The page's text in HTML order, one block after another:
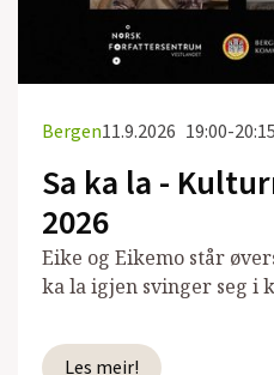
Bergen11.9.2026 19:00-20:15
Sa ka la -
2026
Eike og Eikemo står
ka la igjen svinger seg i
Les meir!